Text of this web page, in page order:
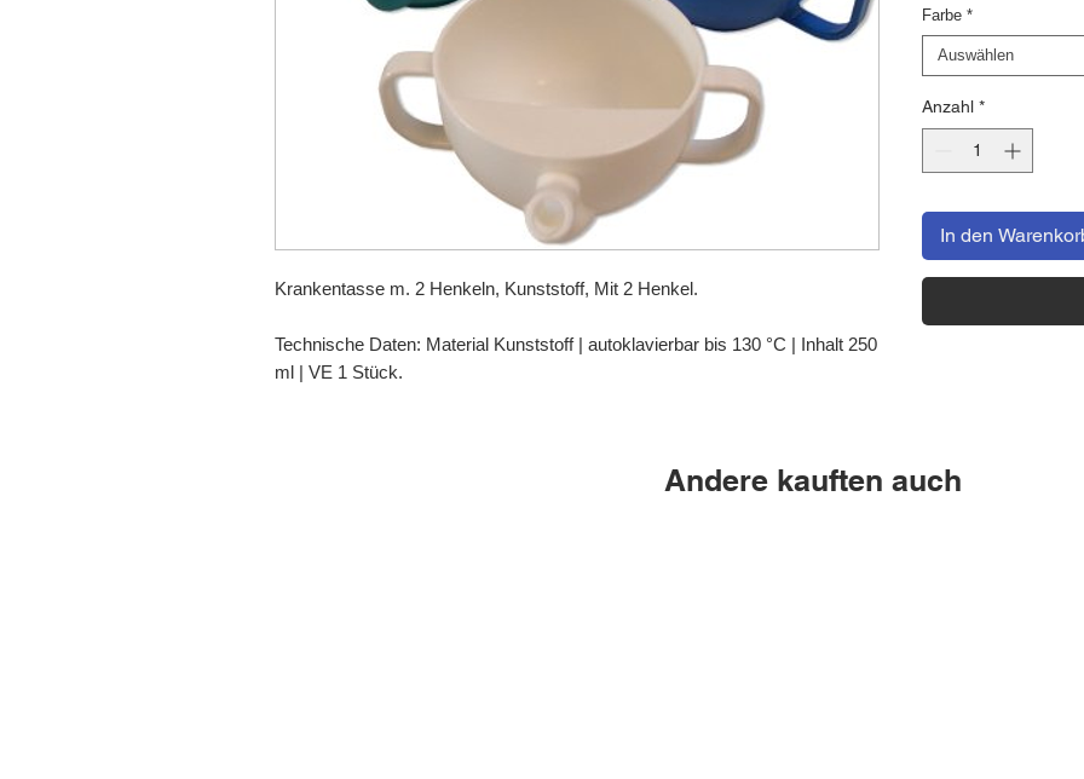
Krankentasse m. 2 Henkeln, Kunststoff, Mit 2 Henkel.
Technische Daten: Material Kunststoff | autoklavierbar bis 130 °C | Inhalt 250
ml | VE 1 Stück.
Farbe *
Auswählen
Anzahl *
In den
Andere kauften auch